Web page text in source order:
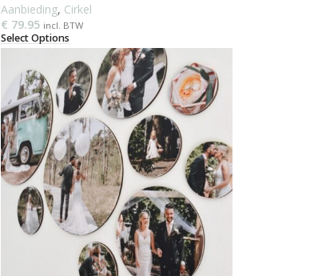
Aanbieding, Cirkel
€ 79.95 incl. BTW
Select Options